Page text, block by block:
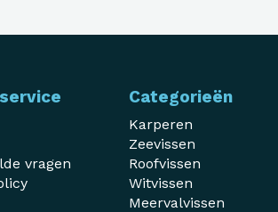
vragen
Categorieën
Karperen
Zeevissen
Roofvissen
Witvissen
Meervalvissen